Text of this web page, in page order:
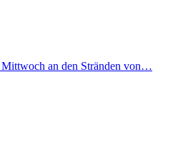
an den Stränden von…